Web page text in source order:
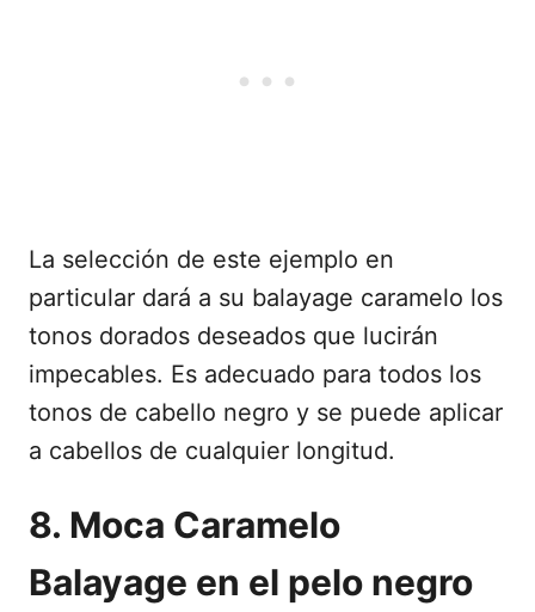
La selección de este ejemplo en
particular dará a su balayage caramelo los
tonos dorados deseados que lucirán
impecables. Es adecuado para todos los
tonos de cabello negro y se puede aplicar
a cabellos de cualquier longitud.
8. Moca Caramelo
Balayage en el pelo negro